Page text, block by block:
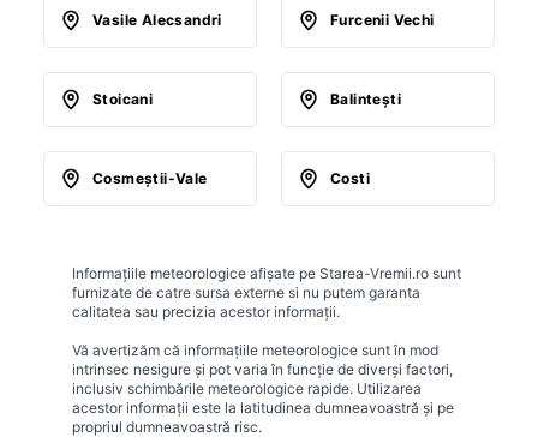
Vasile Alecsandri Furcenii Vechi
Stoicani Balinteşti
Cosmeştii-Vale Costi
Informațiile meteorologice afișate pe Starea-Vremii.ro sunt
furnizate de catre sursa externe si nu putem garanta
calitatea sau precizia acestor informații.
Vă avertizăm că informațiile meteorologice sunt în mod
intrinsec nesigure și pot varia în funcție de diverși factori,
inclusiv schimbările meteorologice rapide. Utilizarea
acestor informații este la latitudinea dumneavoastră și pe
propriul dumneavoastră risc.